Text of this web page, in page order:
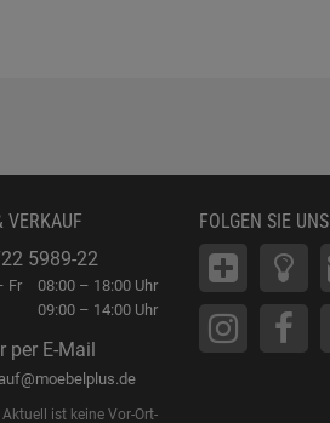
VERKAUF
5989-22
Fr
08:00 – 18:00 Uhr
09:00 – 14:00 Uhr
per E-Mail
Aktuell ist keine Vor-Ort-
FOLGEN SIE UNS